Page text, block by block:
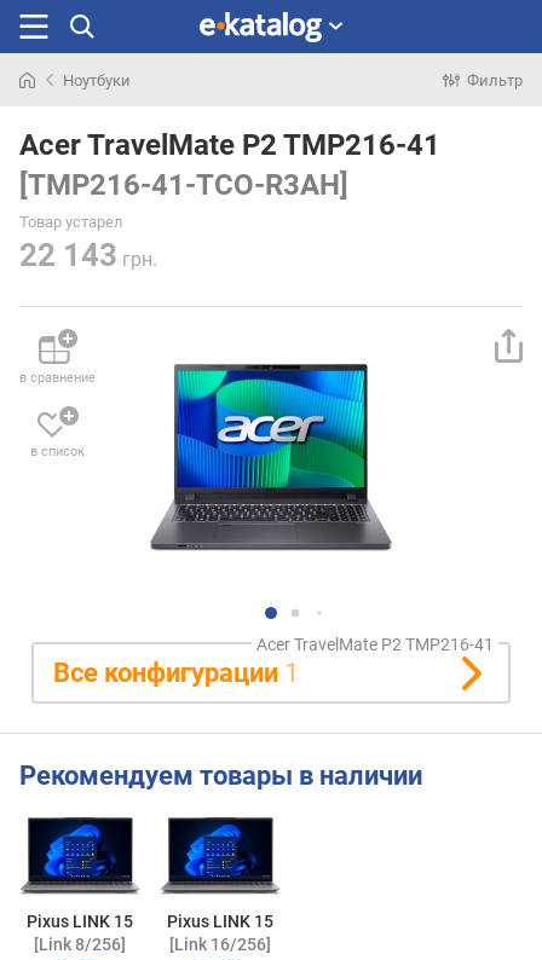
раньше
Ноутбуки Фильтр
Acer TravelMate P2 TMP216-41
[TMP216-41-TCO-R3AH]
Товар устарел
22 143 грн.
в сравнение
в список
Acer TravelMate P2 TMP216-41
Все конфигурации 1
Рекомендуем товары в наличии
Pixus LINK 15
[Link 8/256]
Pixus LINK 15
[Link 16/256]